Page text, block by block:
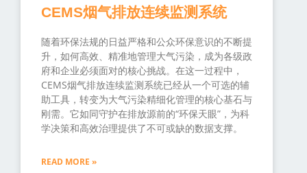
CEMS烟气排放连续监测系统
随着环保法规的日益严格和公众环保意识的不断提
升，如何高效、精准地管理大气污染，成为各级政
府和企业必须面对的核心挑战。在这一过程中，
CEMS烟气排放连续监测系统已经从一个可选的辅
助工具，转变为大气污染精细化管理的核心基石与
刚需。它如同守护在排放源前的“环保天眼”，为科
学决策和高效治理提供了不可或缺的数据支撑。
READ MORE »